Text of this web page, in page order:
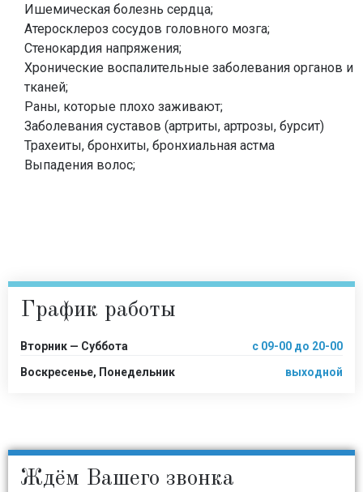
Ишемическая болезнь сердца;
Атеросклероз сосудов головного мозга;
Стенокардия напряжения;
Хронические воспалительные заболевания органов и
тканей;
Раны, которые плохо заживают;
Заболевания суставов (артриты, артрозы, бурсит)
Трахеиты, бронхиты, бронхиальная астма
Выпадения волос;
График работы
Вторник — Суббота
с 09-00 до 20-00
Воскресенье, Понедельник
выходной
Ждём Вашего звонка